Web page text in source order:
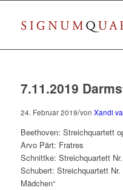
7.11.2019
24. Februar 2019/von Xandi
Beethoven: Streichquartett
Arvo Pärt: Fratres
Schnittke: Streichquartett
Schubert: Streichquartett
Mädchen“